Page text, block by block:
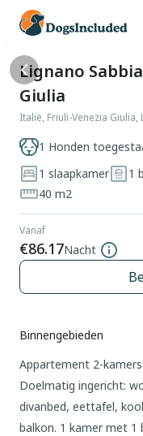
Lignano
Giulia
Italië, Friuli-Venezia
1 Honden
1 slaapkamer
1
40 m2
Vanaf
€86.17Nacht
Binnengebieden
Appartement 2-
Doelmatig ingericht:
divanbed, eettafel,
balkon. 1 kamer met 1